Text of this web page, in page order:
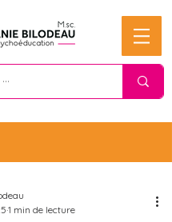
1 min de lecture